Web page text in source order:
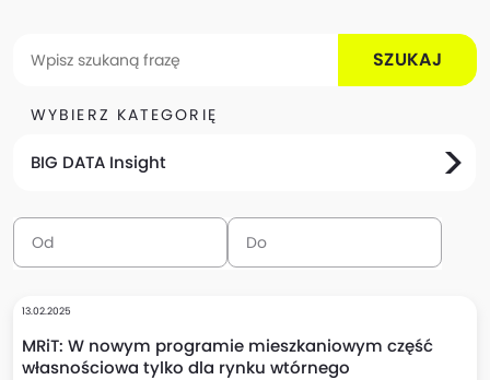
SZUKAJ
WYBIERZ KATEGORIĘ
BIG DATA Insight
13.02.2025
MRiT: W nowym programie mieszkaniowym część
własnościowa tylko dla rynku wtórnego